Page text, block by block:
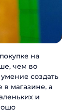
на
чем во
создать
в магазине, а
и